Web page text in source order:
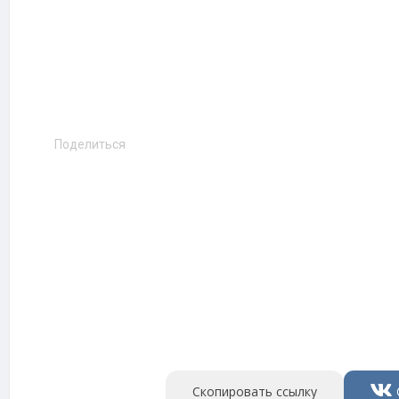
Поделиться
Скопировать ссылку